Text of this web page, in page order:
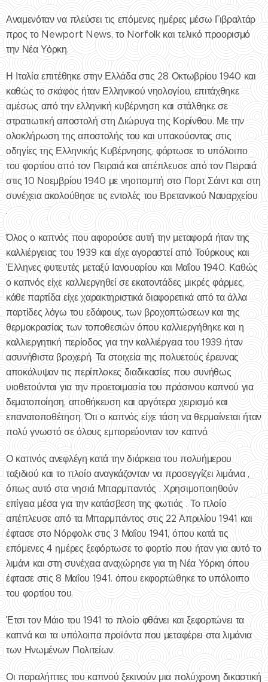
Αναμενόταν να πλεύσει τις επόμενες ημέρες μέσω Γιβραλτάρ
προς το Newport News, το Norfolk και τελικό προορισμό
την Νέα Υόρκη.
Η Ιταλία επιτέθηκε στην Ελλάδα στις 28 Οκτωβρίου 1940 και
καθώς το σκάφος ήταν Ελληνικού νηολογίου, επιτάχθηκε
αμέσως από την ελληνική κυβέρνηση και στάλθηκε σε
στρατιωτική αποστολή στη Διώρυγα της Κορίνθου. Με την
ολοκλήρωση της αποστολής του και υπακούοντας στις
οδηγίες της Ελληνικής Κυβέρνησης, φόρτωσε το υπόλοιπο
του φορτίου από τον Πειραιά και απέπλευσε από τον Πειραιά
στις 10 Νοεμβρίου 1940 με νηοπομπή στο Πορτ Σάιντ και στη
συνέχεια ακολούθησε τις εντολές του Βρετανικού Ναυαρχείου
.
Όλος ο καπνός που αφορούσε αυτή την μεταφορά ήταν της
καλλιέργειας του 1939 και είχε αγοραστεί από Τούρκους και
Έλληνες φυτευτές μεταξύ Ιανουαρίου και Μαΐου 1940. Καθώς
ο καπνός είχε καλλιεργηθεί σε εκατοντάδες μικρές φάρμες,
κάθε παρτίδα είχε χαρακτηριστικά διαφορετικά από τα άλλα
παρτίδες λόγω του εδάφους, των βροχοπτώσεων και της
θερμοκρασίας των τοποθεσιών όπου καλλιεργήθηκε και η
καλλιεργητική περίοδος για την καλλιέργεια του 1939 ήταν
ασυνήθιστα βροχερή. Τα στοιχεία της πολυετούς έρευνας
αποκάλυψαν τις περίπλοκες διαδικασίες που συνήθως
υιοθετούνται για την προετοιμασία του πράσινου καπνού για
δεματοποίηση, αποθήκευση και αργότερα χειρισμό και
επανατοποθέτηση. Ότι ο καπνός είχε τάση να θερμαίνεται ήταν
πολύ γνωστό σε όλους εμπορεύονταν τον καπνό.
Ο καπνός ανεφλέγη κατά την διάρκεια του πολυήμερου
ταξιδιού και το πλοίο αναγκάζονταν να προσεγγίζει λιμάνια ,
όπως αυτό στα νησιά Μπαρμπαντός . Χρησιμοποιηθούν
επίγεια μέσα για την κατάσβεση της φωτιάς . Το πλοίο
απέπλευσε από τα Μπαρμπάντος στις 22 Απριλίου 1941 και
έφτασε στο Νόρφολκ στις 3 Μαΐου 1941, όπου κατά τις
επόμενες 4 ημέρες ξεφόρτωσε το φορτίο που ήταν για αυτό το
λιμάνι και στη συνέχεια αναχώρησε για τη Νέα Υόρκη όπου
έφτασε στις 8 Μαΐου 1941. όπου εκφορτώθηκε το υπόλοιπο
του φορτίου του.
Έτσι τον Μάιο του 1941 το πλοίο φθάνει και ξεφορτώνει τα
καπνά και τα υπόλοιπα προϊόντα που μεταφέρει στα λιμάνια
των Ηνωμένων Πολιτείων.
Οι παραλήπτες του καπνού ξεκινούν μια πολύχρονη δικαστική